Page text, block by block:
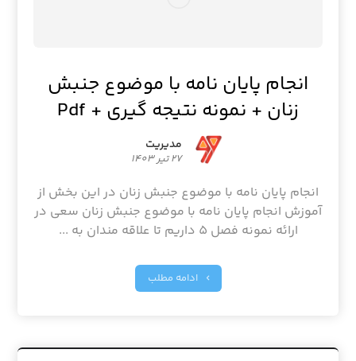
انجام پایان نامه با موضوع جنبش
زنان + نمونه نتیجه گیری + Pdf
مدیریت
27 تیر 1403
انجام پایان نامه با موضوع جنبش زنان در این بخش از
آموزش انجام پایان نامه با موضوع جنبش زنان سعی در
ارائه نمونه فصل 5 داریم تا علاقه مندان به ...
ادامه مطلب